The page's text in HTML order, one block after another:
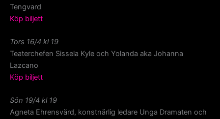
Tengvard
Köp biljett
Tors 16/4 kl 19
Teaterchefen Sissela Kyle och Yolanda aka Johanna
Lazcano
Köp biljett
Sön 19/4 kl 19
Agneta Ehrensvärd, konstnärlig ledare Unga Dramaten och